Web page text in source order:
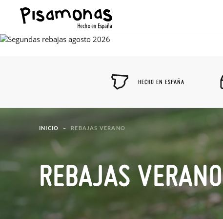
HECHO EN ESPAÑA
INICIO REBAJAS VERANO
REBAJAS VERANO